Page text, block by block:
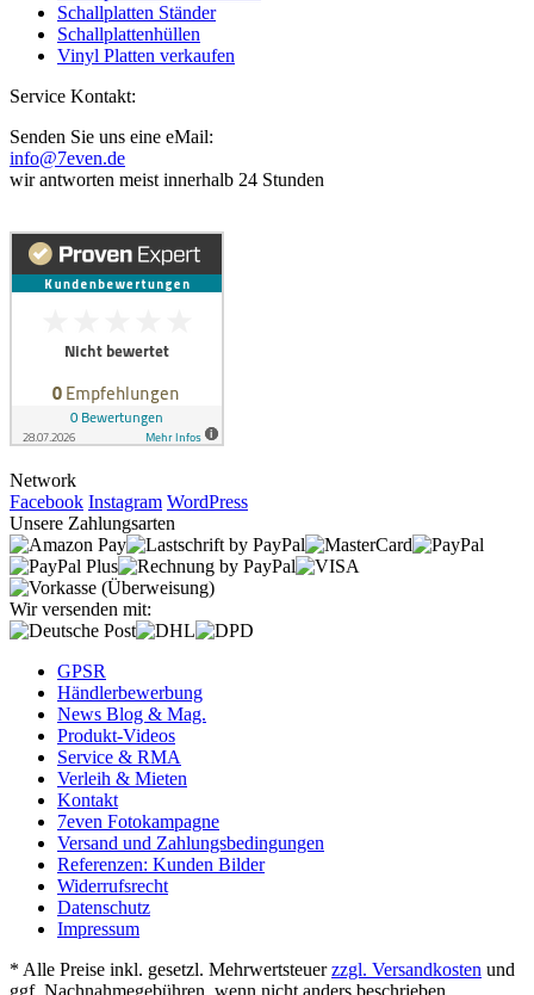
Schallplatten Ständer
Schallplattenhüllen
Vinyl Platten verkaufen
Service Kontakt:
Senden Sie uns eine eMail:
info@7even.de
wir antworten meist innerhalb 24 Stunden
Network
Facebook Instagram WordPress
Unsere Zahlungsarten
Wir versenden mit:
GPSR
Händlerbewerbung
News Blog & Mag.
Produkt-Videos
Service & RMA
Verleih & Mieten
Kontakt
7even Fotokampagne
Versand und Zahlungsbedingungen
Referenzen: Kunden Bilder
Widerrufsrecht
Datenschutz
Impressum
* Alle Preise inkl. gesetzl. Mehrwertsteuerzzgl. Versandkosten und